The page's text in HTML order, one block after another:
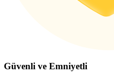
Güvenli ve Emniyetli